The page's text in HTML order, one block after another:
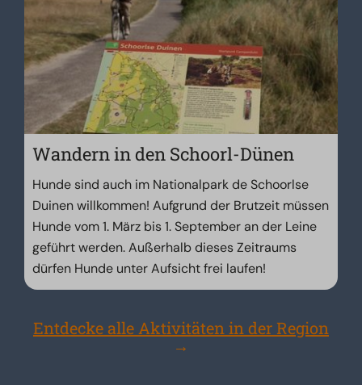
Wandern in den Schoorl-Dünen
Hunde sind auch im Nationalpark de Schoorlse
Duinen willkommen! Aufgrund der Brutzeit müssen
Hunde vom 1. März bis 1. September an der Leine
geführt werden. Außerhalb dieses Zeitraums
dürfen Hunde unter Aufsicht frei laufen!
Entdecke alle Aktivitäten in der Region
→